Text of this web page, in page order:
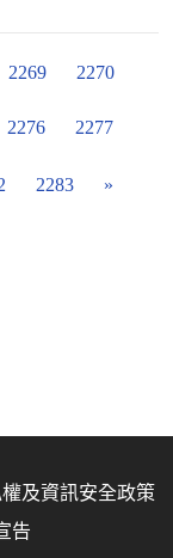
2269 2270
2276 2277
2283 »
權及資訊安全政策
告